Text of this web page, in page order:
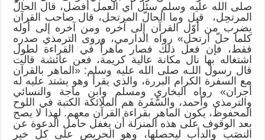
صلى الله عليه وسلم سئل أي العمل أفضل، قال الحالّ
المرتحِل، قيل وما الحالّ المرتحل، قال صاحب القرآن
يضرب من أوّل القرآن إلى آخره ومن آخره إلى أوله
كلما حلّ ارتحل» رواه الدارمي، وروى الترمذي صدره
فقط، فإن فعل ذلك فصار ماهراً في القراءة لطول
اشتغاله بها نال مكانة عالية كريمة، فعن عائشة قالت
قال رسول اللـه صلى الله عليه وسلم: «الماهر بالقرآن
مع السفرة الكرام البررة، والذي يقرأ وهو يشتد عليه له
أجران» رواه البخاري ومسلم وابن ماجة والنسائي
والترمذي وأحمد، والسَّفَرة هم الملائكة الكتبة في اللوح
المحفوظ، يكون الماهر بقراءة القرآن معهم. لهذا لا يصح
بعد الوقوف على هذه المنزلة أن يغفل حامل الدعوة عن
النصَب والدأب ليحصلها، وهو الحريص على كل خير